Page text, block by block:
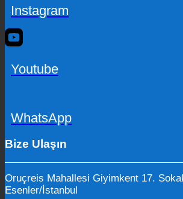
Instagram
Youtube
WhatsApp
Bize Ulaşın
Oruçreis Mahallesi Giyimkent 17.
Esenler/İstanbul